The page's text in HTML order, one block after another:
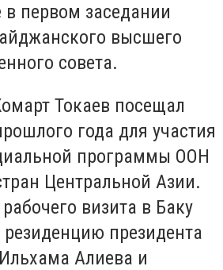
в первом заседании
высшего
совета.
Токаев посещал
года для участия
программы ООН
Центральной Азии.
визита в Баку
резиденцию президента
Алиева и